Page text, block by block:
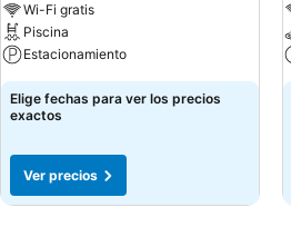
Wi-Fi gratis
Piscina
Estacionamiento
Elige fechas para ver los precios
exactos
Ver precios